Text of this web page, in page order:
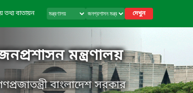
তথ্য বাতায়ন দেখুন
মন্ত্রণালয়
বাংলাদেশ সরকার